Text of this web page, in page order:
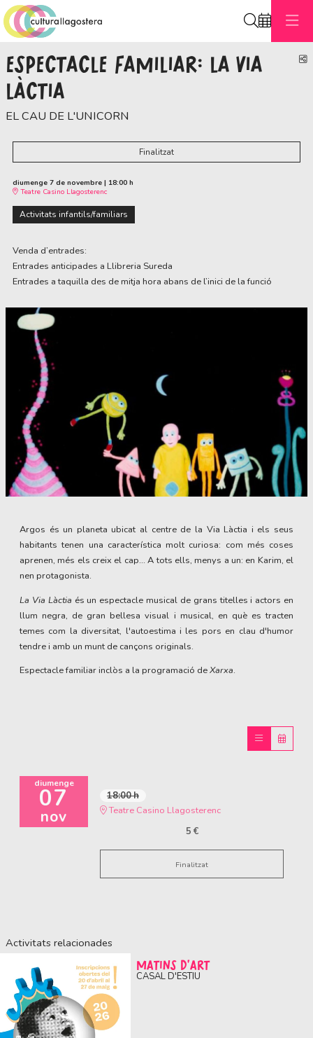
ESPECTACLE FAMILIAR: LA VIA
LÀCTIA
EL CAU DE L'UNICORN
Finalitzat
diumenge 7 de novembre | 18:00 h
Teatre Casino Llagosterenc
Activitats infantils/familiars
Venda d’entrades:
Entrades anticipades a Llibreria Sureda
Entrades a taquilla des de mitja hora abans de l’inici de la funció
Argos és un planeta ubicat al centre de la Via Làctia i els seus
habitants tenen una característica molt curiosa: com més coses
aprenen, més els creix el cap... A tots ells, menys a un: en Karim, el
nen protagonista.
La Via Làctia és un espectacle musical de grans titelles i actors en
llum negra, de gran bellesa visual i musical, en què es tracten
temes com la diversitat, l'autoestima i les pors en clau d'humor
tendre i amb un munt de cançons originals.
Espectacle familiar inclòs a la programació deXarxa.
diumenge
07
nov
18:00 h
Teatre Casino Llagosterenc
5 €
Finalitzat
Activitats relacionades
MATINS D'ART
CASAL D'ESTIU